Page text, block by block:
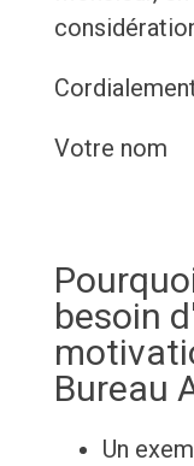
Votre nom
besoin
Bureau
Un